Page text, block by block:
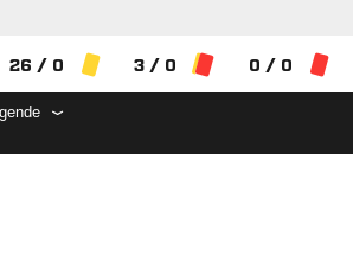
26 / 0 3 / 0 0 / 0